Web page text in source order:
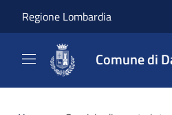
Regione Lombardia
Comune di